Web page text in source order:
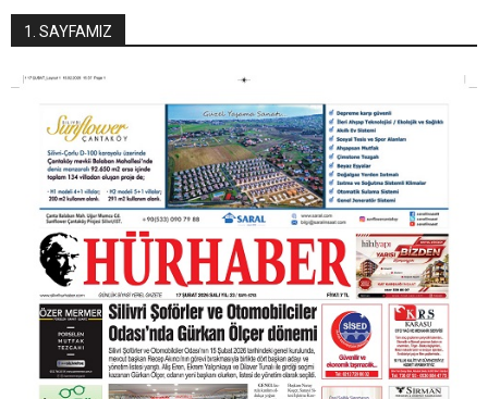
1. SAYFAMIZ